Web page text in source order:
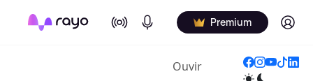
On Air Podcasts Premium Log in
Ouvir(current)